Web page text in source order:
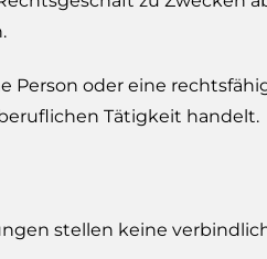
oder eine
Tätigkeit handelt.
stellen keine